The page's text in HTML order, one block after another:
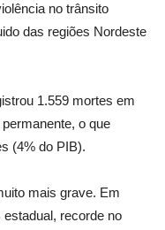
no trânsito
das regiões Nordeste
1.559 mortes em
o que
(4% do PIB).
mais grave. Em
recorde no